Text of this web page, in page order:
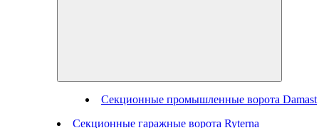
Секционные промышленные ворота Damast
Секционные гаражные ворота Ryterna